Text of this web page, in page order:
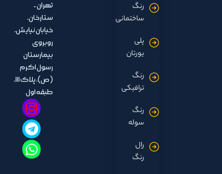
رنگ
ساختمانی
پلی
یورتان
رنگ
ترافیکی
رنگ
سوله
رال
رنگ
تهران -
ستارخان،
خیابان نیایش،
روبروی
بیمارستان
رسول اکرم
(ص)، پلاک ۱۱۱،
طبقه اول